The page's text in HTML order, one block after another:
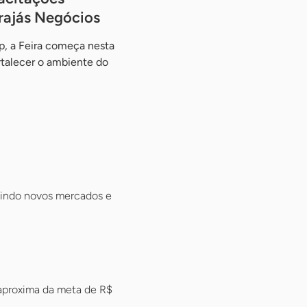
Negócios
a Feira começa nesta
o ambiente do
novos mercados e
da meta de R$